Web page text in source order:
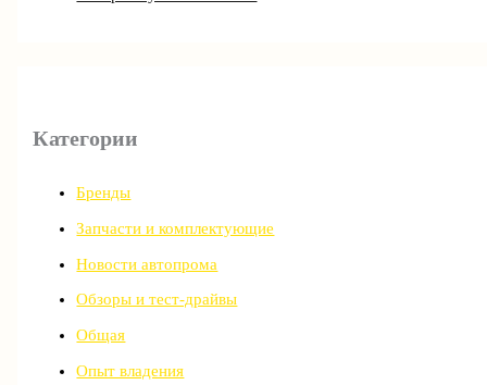
Категории
Бренды
Запчасти и комплектующие
Новости автопрома
Обзоры и тест-драйвы
Общая
Опыт владения